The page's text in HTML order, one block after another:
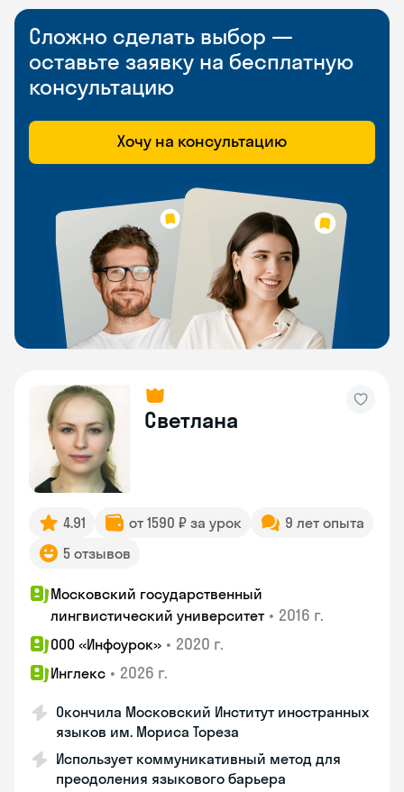
Сложно сделать выбор —
оставьте заявку на бесплатную
консультацию
Хочу на консультацию
Светлана
4.91 от 1590 ₽ за урок
9 лет опыта
5 отзывов
Московский государственный
лингвистический университет • 2016 г.
ООО «Инфоурок» • 2020 г.
Инглекс • 2026 г.
Окончила Московский Институт иностранных
языков им. Мориса Тореза
Использует коммуникативный метод для
преодоления языкового барьера